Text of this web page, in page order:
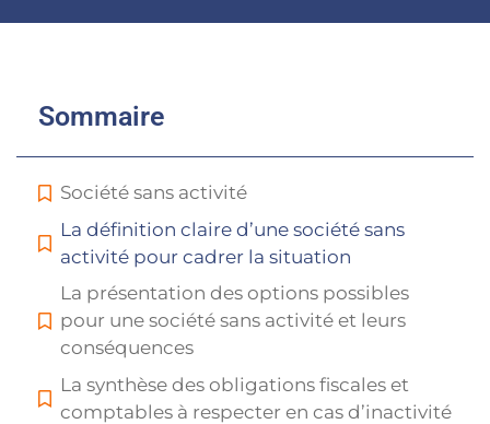
Sommaire
Société sans activité
La définition claire d’une société sans
activité pour cadrer la situation
La présentation des options possibles
pour une société sans activité et leurs
conséquences
La synthèse des obligations fiscales et
comptables à respecter en cas d’inactivité